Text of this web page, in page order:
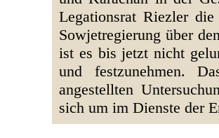
Legationsrat Riezler
Sowjetregierung über
ist es bis jetzt nicht
und festzunehmen.
angestellten
sich um im Dienste der